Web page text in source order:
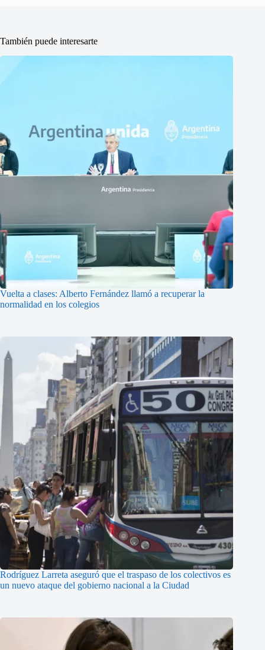
También puede interesarte
Vuelta a clases: Alberto Fernández llamó a recuperar la
normalidad en los colegios
Rodríguez Larreta aseguró que el traspaso de los colectivos es
un nuevo ataque del gobierno nacional a la Ciudad